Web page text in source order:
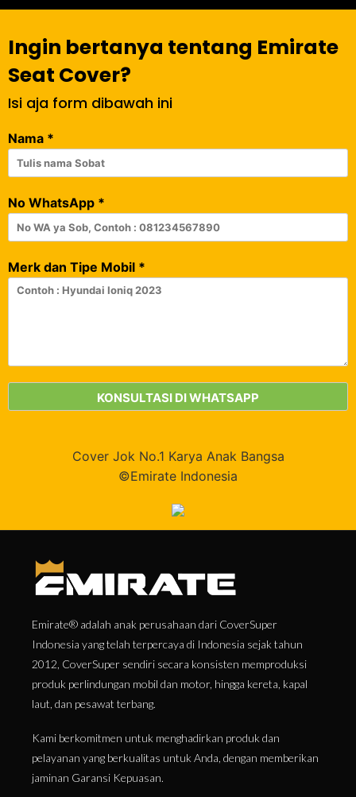
Ingin bertanya tentang Emirate
Seat Cover?
Isi aja form dibawah ini
Nama *
No WhatsApp *
Merk dan Tipe Mobil *
Cover Jok No.1 Karya Anak Bangsa
©Emirate Indonesia
Emirate® adalah anak perusahaan dari CoverSuper
Indonesia yang telah terpercaya di Indonesia sejak tahun
2012, CoverSuper sendiri secara konsisten memproduksi
produk perlindungan mobil dan motor, hingga kereta, kapal
laut, dan pesawat terbang.
Kami berkomitmen untuk menghadirkan produk dan
pelayanan yang berkualitas untuk Anda, dengan memberikan
jaminan Garansi Kepuasan.